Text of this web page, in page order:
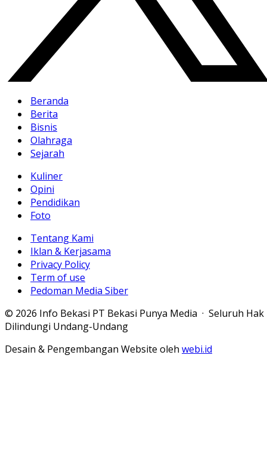
Beranda
Berita
Bisnis
Olahraga
Sejarah
Kuliner
Opini
Pendidikan
Foto
Tentang Kami
Iklan & Kerjasama
Privacy Policy
Term of use
Pedoman Media Siber
© 2026 Info Bekasi PT Bekasi Punya Media · Seluruh Hak
Dilindungi Undang-Undang
Desain & Pengembangan Website oleh webi.id